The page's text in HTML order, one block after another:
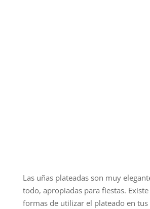
Las uñas plateadas son muy
todo, apropiadas para fiestas.
formas de utilizar el plateado en tus